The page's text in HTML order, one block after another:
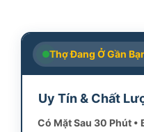
Thợ Đang Ở Gần
Uy Tín & Chất
Có Mặt Sau 30 Phút •